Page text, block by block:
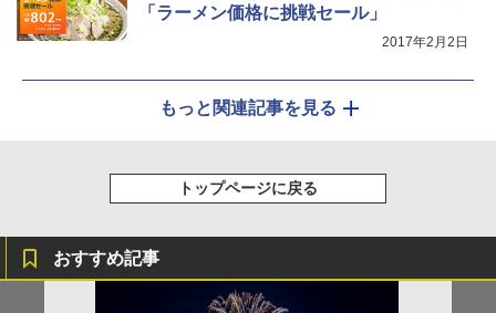
「ラーメン価格に挑戦セール」
2017年2月2日
もっと関連記事を見る
トップページに戻る
おすすめ記事